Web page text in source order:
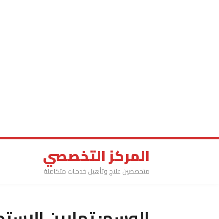
المركز التخصصي
متخصصين علاج وتأهيل خدمات متكاملة